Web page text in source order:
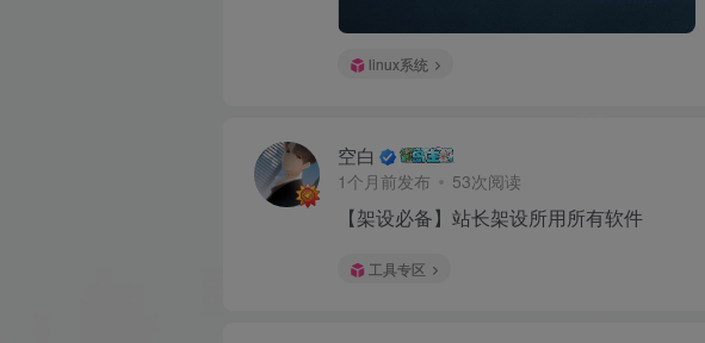
linux系统
空白
1个月前发布 53次阅读
【架设必备】站长架设所用所有软件
工具专区